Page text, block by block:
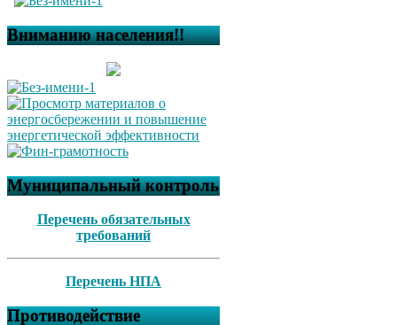
Вниманию населения!!
Муниципальный контроль
Перечень обязательных
требований
Перечень НПА
Противодействие